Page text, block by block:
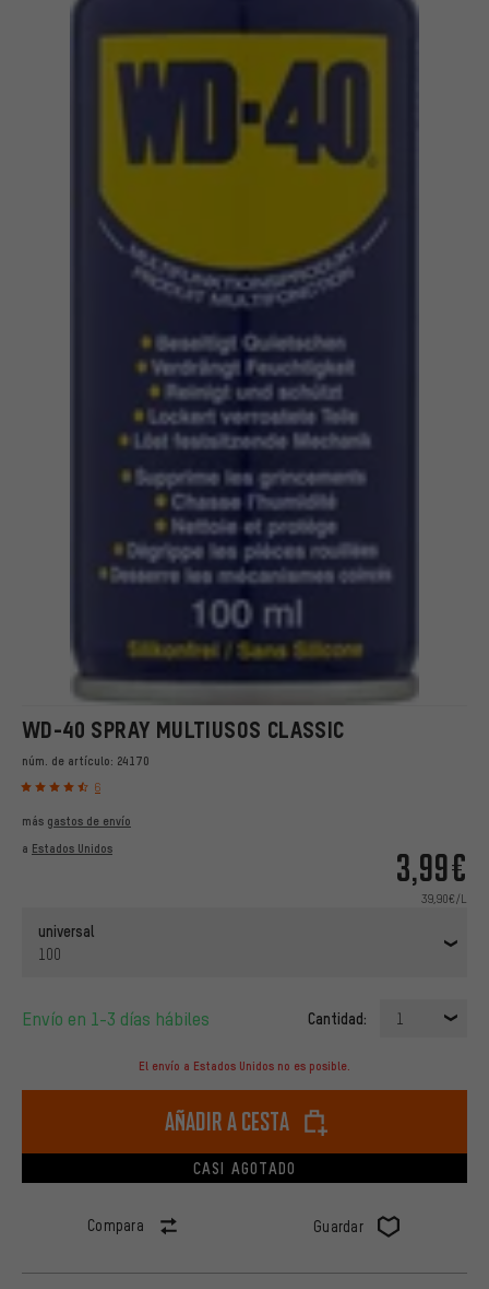
WD-40 SPRAY MULTIUSOS CLASSIC
núm. de artículo: 24170
6
3,99€
39,90€/L
más gastos de envío
a Estados Unidos
universal
100
Envío en 1-3 días hábiles Cantidad: 1
El envío a Estados Unidos no es posible.
Añadir a cesta
CASI AGOTADO
Compara Guardar